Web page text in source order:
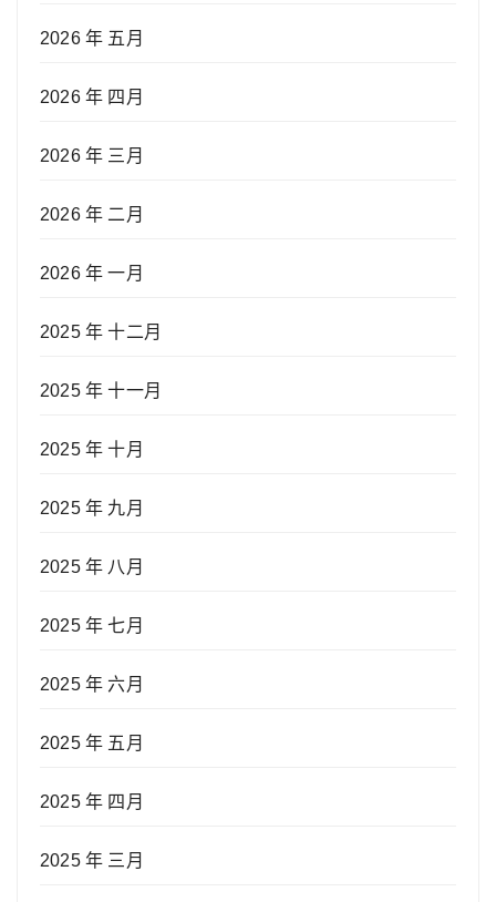
2026 年 五月
2026 年 四月
2026 年 三月
2026 年 二月
2026 年 一月
2025 年 十二月
2025 年 十一月
2025 年 十月
2025 年 九月
2025 年 八月
2025 年 七月
2025 年 六月
2025 年 五月
2025 年 四月
2025 年 三月